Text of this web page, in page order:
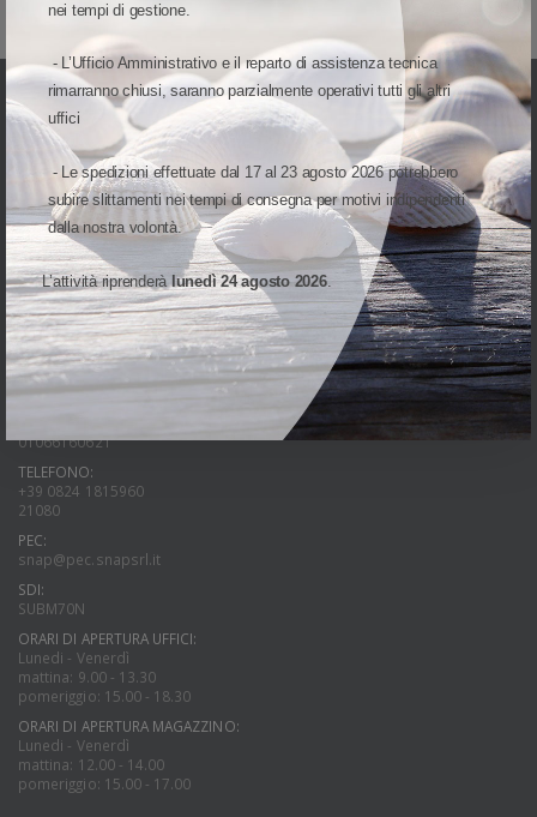
nei tempi di gestione.
- L’Ufficio Amministrativo e il reparto di assistenza tecnica
rimarranno chiusi, saranno parzialmente operativi tutti gli altri
uffici
- Le spedizioni effettuate dal 17 al 23 agosto 2026 potrebbero
subire slittamenti nei tempi di consegna per motivi indipendenti
dalla nostra volontà.
L’attività riprenderàlunedì 24 agosto 2026.
UNA DIVISIONE DI
INDIRIZZO:
Via Cap. Luca Mazzella, 40-44
82100 Benevento(BN)
Italia
01066160621
TELEFONO:
+39 0824 1815960
21080
PEC:
snap@pec.snapsrl.it
SDI:
SUBM70N
ORARI DI APERTURA UFFICI:
Lunedi - Venerdì
mattina: 9.00 - 13.30
pomeriggio: 15.00 - 18.30
ORARI DI APERTURA MAGAZZINO:
Lunedi - Venerdì
mattina: 12.00 - 14.00
pomeriggio: 15.00 - 17.00